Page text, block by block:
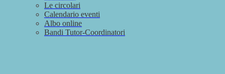
Le circolari
Calendario eventi
Albo online
Bandi Tutor-Coordinatori